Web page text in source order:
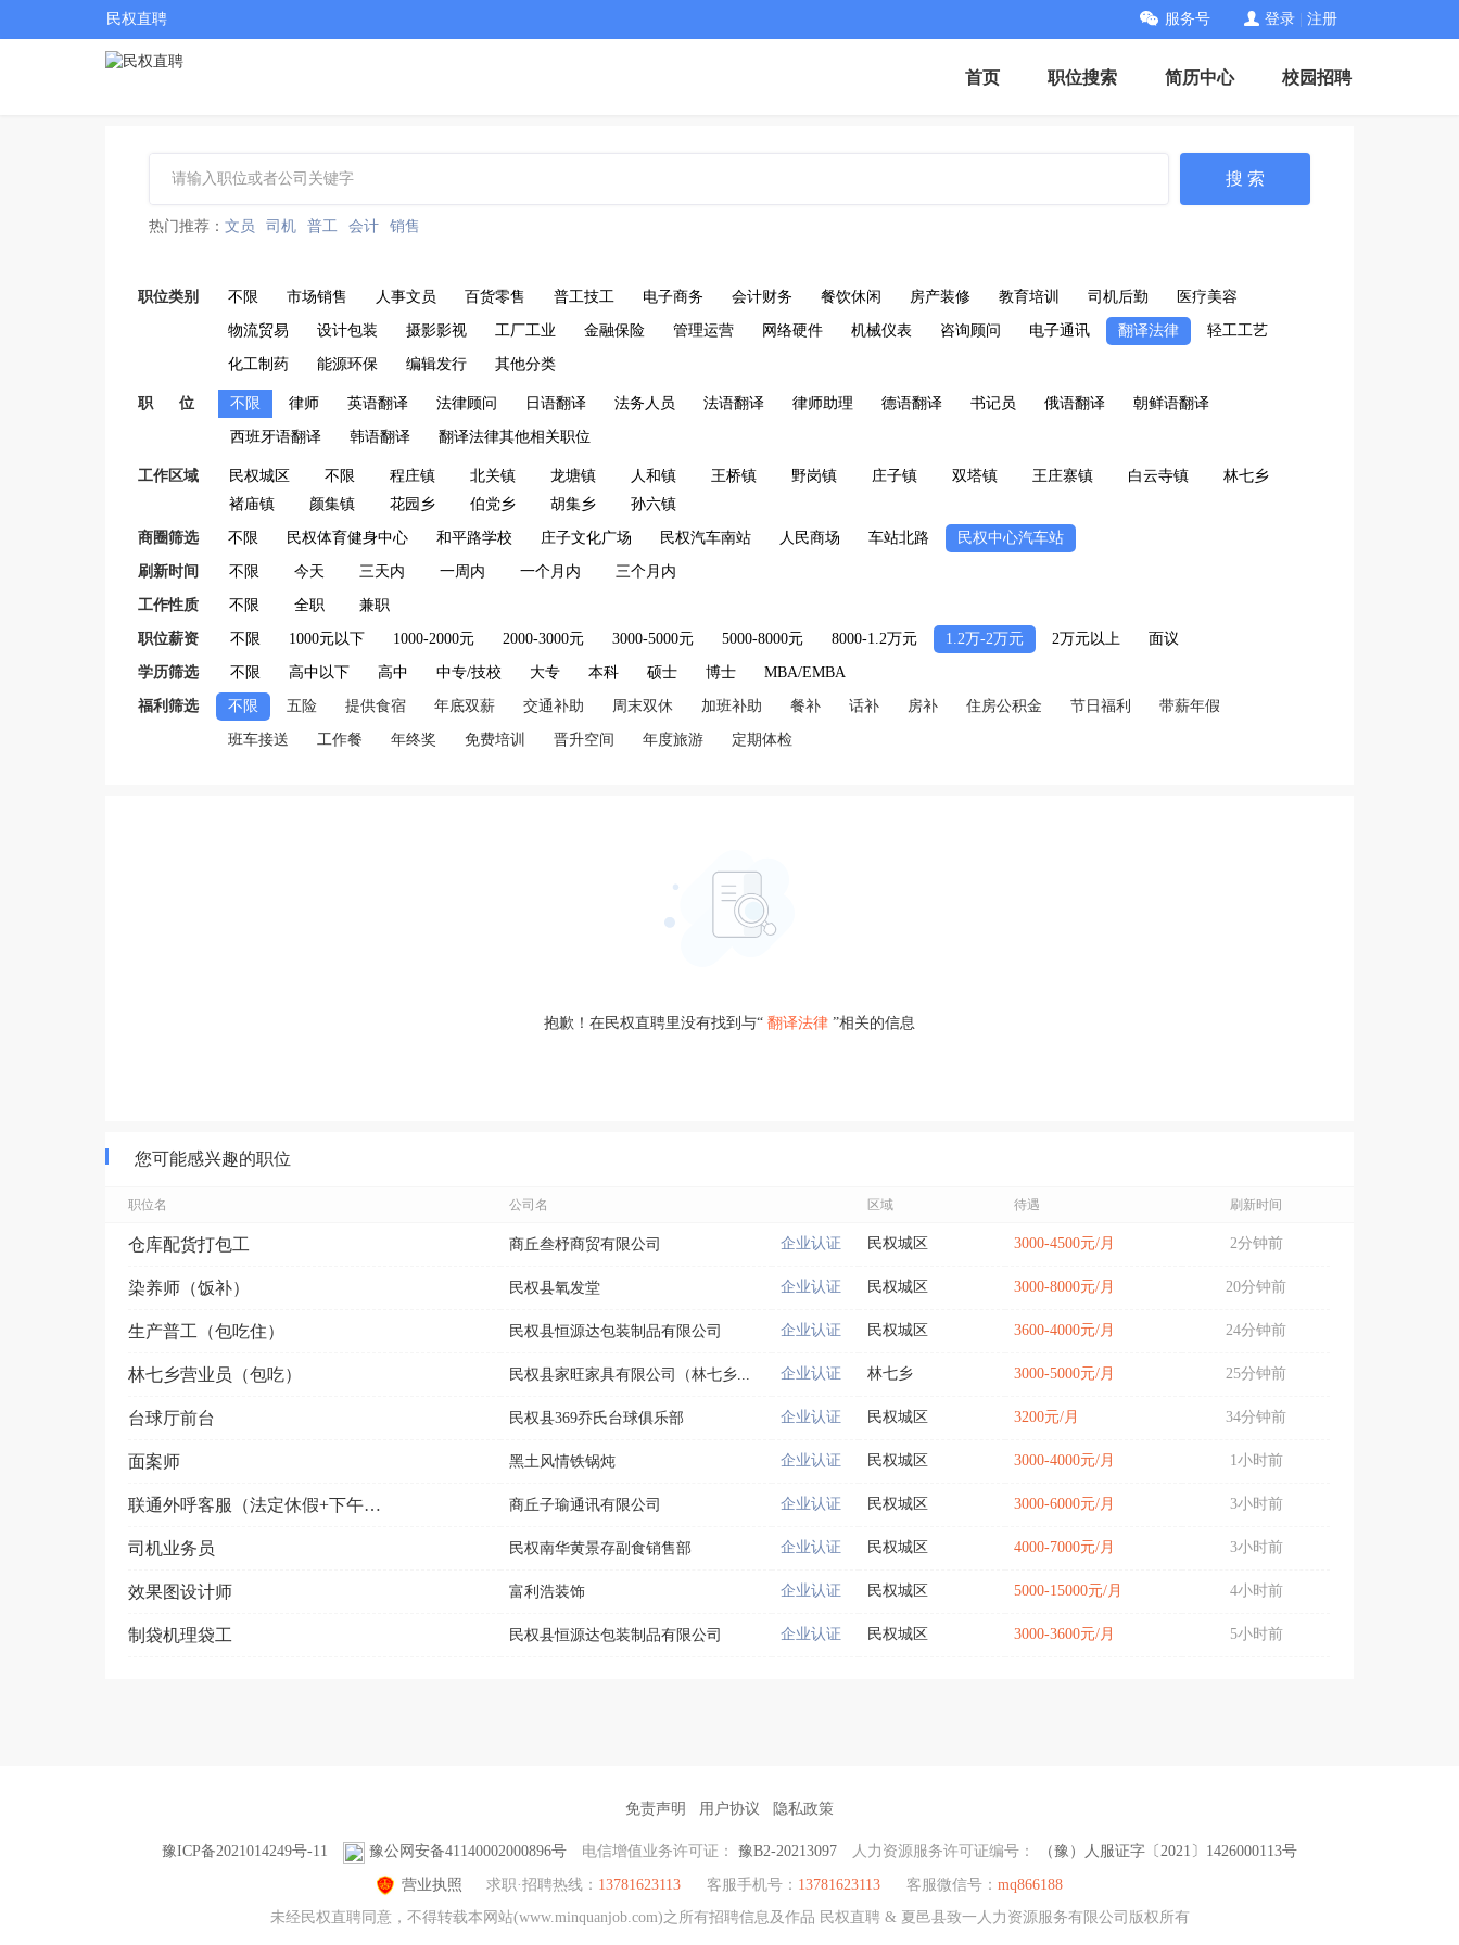
民权直聘 服务号 登录 注册
首页 职位搜索 简历中心 校园招聘
搜 索
热门推荐： 文员 司机 普工 会计 销售
职位类别 不限 市场销售 人事文员 百货零售 普工技工 电子商务 会计财务 餐饮休闲 房产装修 教育培训 司机后勤 医疗美容
物流贸易 设计包装 摄影影视 工厂工业 金融保险 管理运营 网络硬件 机械仪表 咨询顾问 电子通讯 翻译法律 轻工工艺
化工制药 能源环保 编辑发行 其他分类
职 位 不限 律师 英语翻译 法律顾问 日语翻译 法务人员 法语翻译 律师助理 德语翻译 书记员 俄语翻译 朝鲜语翻译
西班牙语翻译 韩语翻译 翻译法律其他相关职位
工作区域 民权城区 不限 程庄镇 北关镇 龙塘镇 人和镇 王桥镇 野岗镇 庄子镇 双塔镇 王庄寨镇 白云寺镇
林七乡
褚庙镇
颜集镇 花园乡 伯党乡 胡集乡 孙六镇
商圈筛选 不限 民权体育健身中心 和平路学校 庄子文化广场 民权汽车南站 人民商场 车站北路 民权中心汽车站
刷新时间 不限 今天 三天内 一周内 一个月内 三个月内
工作性质 不限 全职 兼职
职位薪资 不限 1000元以下 1000-2000元 2000-3000元 3000-5000元 5000-8000元 8000-1.2万元 1.2万-2万元 2万元以上 面议
学历筛选 不限 高中以下 高中 中专/技校 大专 本科 硕士 博士 MBA/EMBA
福利筛选 不限 五险 提供食宿 年底双薪 交通补助 周末双休 加班补助 餐补 话补 房补 住房公积金 节日福利 带薪年假
班车接送 工作餐 年终奖 免费培训 晋升空间 年度旅游 定期体检
抱歉！在民权直聘里没有找到与“ 翻译法律 ”相关的信息
您可能感兴趣的职位
职位名 公司名 区域 待遇 刷新时间
仓库配货打包工 商丘叁杼商贸有限公司 企业认证 民权城区 3000-4500元/月 2分钟前
染养师（饭补） 民权县氧发堂 企业认证 民权城区 3000-8000元/月 20分钟前
生产普工（包吃住） 民权县恒源达包装制品有限公司 企业认证 民权城区 3600-4000元/月 24分钟前
林七乡营业员（包吃） 民权县家旺家具有限公司（林七乡... 企业认证 林七乡 3000-5000元/月 25分钟前
台球厅前台 民权县369乔氏台球俱乐部 企业认证 民权城区 3200元/月 34分钟前
面案师 黑土风情铁锅炖 企业认证 民权城区 3000-4000元/月 1小时前
联通外呼客服（法定休假+下午茶） 商丘子瑜通讯有限公司 企业认证 民权城区 3000-6000元/月 3小时前
司机业务员 民权南华黄景存副食销售部 企业认证 民权城区 4000-7000元/月 3小时前
效果图设计师 富利浩装饰 企业认证 民权城区 5000-15000元/月 4小时前
制袋机理袋工 民权县恒源达包装制品有限公司 企业认证 民权城区 3000-3600元/月 5小时前
免责声明 用户协议 隐私政策
豫ICP备2021014249号-11 豫公网安备41140002000896号 电信增值业务许可证： 豫B2-20213097 人力资源服务许可证编号： （豫）人服证字〔2021〕1426000113号
营业执照 求职·招聘热线： 13781623113 客服手机号： 13781623113 客服微信号： mq866188
未经民权直聘同意，不得转载本网站(www.minquanjob.com)之所有招聘信息及作品 民权直聘 & 夏邑县致一人力资源服务有限公司版权所有